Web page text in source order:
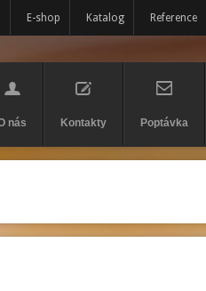
E-shop Katalog Reference
nás Kontakty Poptávka